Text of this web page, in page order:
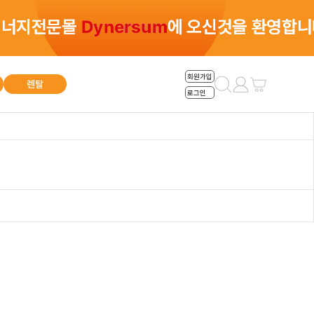
렌탈
회원가입
로그인
총 0건